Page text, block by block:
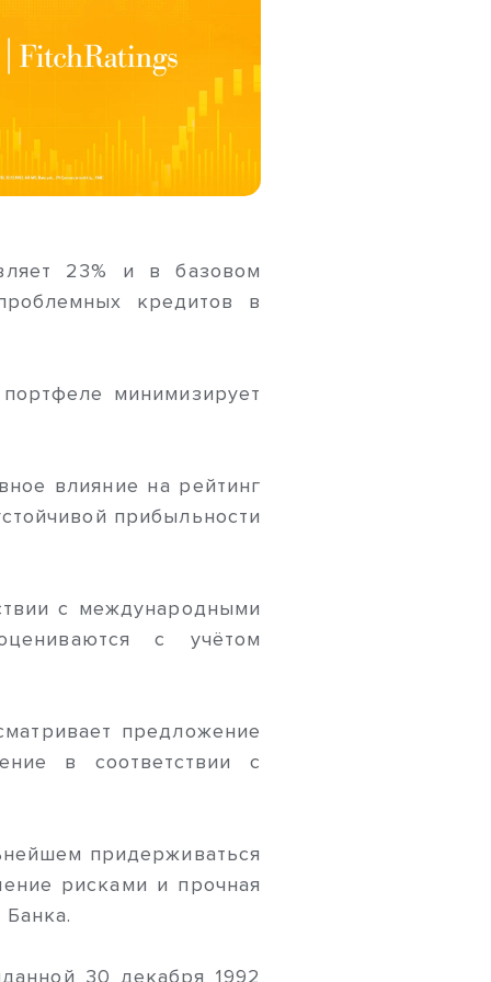
23% и в базовом
кредитов в
минимизирует
влияние на рейтинг
прибыльности
с международными
с учётом
предложение
в соответствии с
придерживаться
рисками и прочная
30 декабря 1992